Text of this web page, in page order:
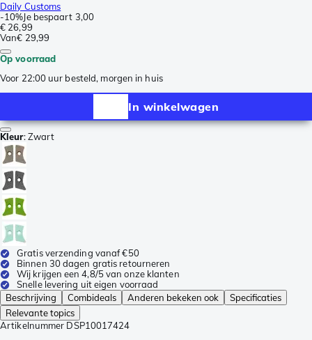
Daily Customs
-10%Je bespaart 3,00
€ 26,99
Van€ 29,99
Op voorraad
Voor 22:00 uur besteld, morgen in huis
In winkelwagen
Kleur:Zwart
Gratis verzending vanaf €50
Binnen 30 dagen gratis retourneren
Wij krijgen een 4,8/5 van onze klanten
Snelle levering uit eigen voorraad
Beschrijving
Combideals Anderen bekeken ook
Specificaties
Relevante topics
Artikelnummer DSP10017424